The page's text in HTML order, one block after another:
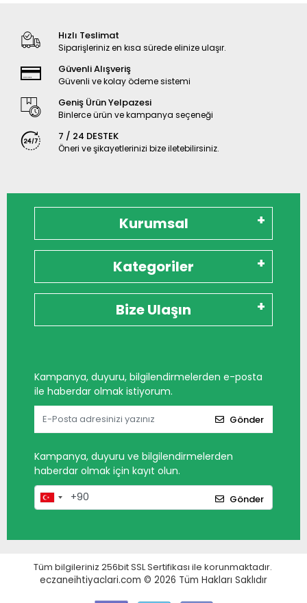
Hızlı Teslimat
Siparişleriniz en kısa sürede elinize ulaşır.
Güvenli Alışveriş
Güvenli ve kolay ödeme sistemi
Geniş Ürün Yelpazesi
Binlerce ürün ve kampanya seçeneği
7 / 24 DESTEK
Öneri ve şikayetlerinizi bize iletebilirsiniz.
Kurumsal
Kategoriler
Bize Ulaşın
Kampanya, duyuru, bilgilendirmelerden e-posta
ile haberdar olmak istiyorum.
Gönder
Kampanya, duyuru ve bilgilendirmelerden
haberdar olmak için kayıt olun.
Gönder
Tüm bilgileriniz 256bit SSL Sertifikası ile korunmaktadır.
eczaneihtiyaclari.com © 2026 Tüm Hakları Saklıdır